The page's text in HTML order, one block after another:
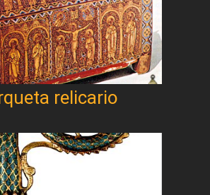
relicario